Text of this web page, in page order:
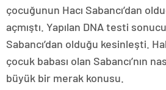
çocuğunun Hacı Sabancı’dan
açmıştı. Yapılan DNA testi
Sabancı’dan olduğu kesinleşti.
çocuk babası olan Sabancı’nın
büyük bir merak konusu.